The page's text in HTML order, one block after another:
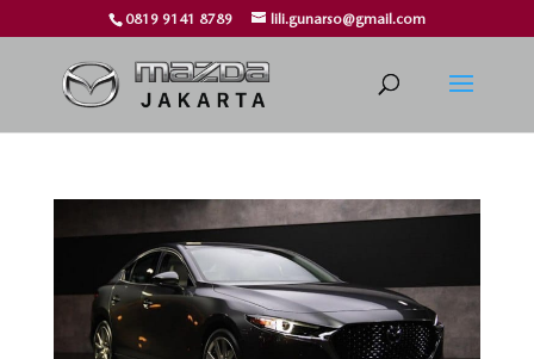
0819 9141 8789 lili.gunarso@gmail.com